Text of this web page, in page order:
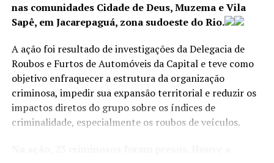
Quatro minutos depois, foi a vez de Marquinhos recuar
sem força para Alisson e o atacante Mostafa Abdelraouf,
Flamengo, antecipar-se e aproveitar para empatar a
partida.
Aos 15 minutos, preocupação com Wesley. O lateral-
direito sentiu a virilha após uma finalização e teve de ser
substituído por Danilo. O ex-jogador do Flamengo,
nas comunidades Cidade de Deus, Muzema e Vila
Sapê, em Jacarepaguá, zona sudoeste do Rio.
A ação foi resultado de investigações da Delegacia de
Roubos e Furtos de Automóveis da Capital e teve como
objetivo enfraquecer a estrutura da organização
criminosa, impedir sua expansão territorial e reduzir os
impactos diretos do grupo sobre os índices de
criminalidade, especialmente os roubos de veículos.